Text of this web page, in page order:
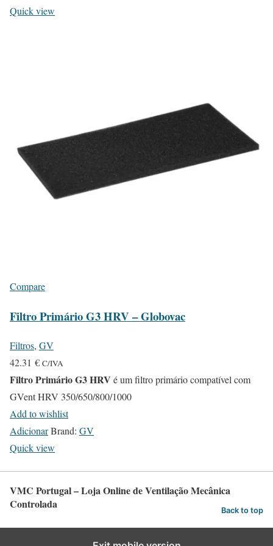
Quick view
Compare
Filtro Primário G3 HRV – Globovac
Filtros, GV
42.31 € C/IVA
Filtro Primário G3 HRV é um filtro primário compatível com
GVent HRV 350/650/800/1000
Add to wishlist
AdicionarBrand: GV
Quick view
VMC Portugal – Loja Online de Ventilação Mecânica
Controlada
Back to top